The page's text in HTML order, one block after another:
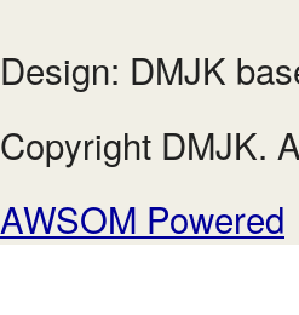
Design: DMJK
Copyright DMJK.
AWSOM Powered